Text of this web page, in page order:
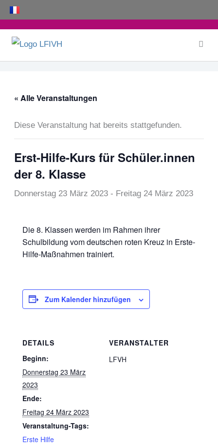
Zum
Inhalt
springen
« Alle Veranstaltungen
Diese Veranstaltung hat bereits stattgefunden.
Erst-Hilfe-Kurs für Schüler.innen
der 8. Klasse
Donnerstag 23 März 2023 - Freitag 24 März 2023
Die 8. Klassen werden im Rahmen ihrer
Schulbildung vom deutschen roten Kreuz in Erste-
Hilfe-Maßnahmen trainiert.
Zum Kalender hinzufügen
DETAILS
Beginn:
Donnerstag 23 März
2023
Ende:
Freitag 24 März 2023
Veranstaltung-Tags:
Erste Hilfe
VERANSTALTER
LFVH